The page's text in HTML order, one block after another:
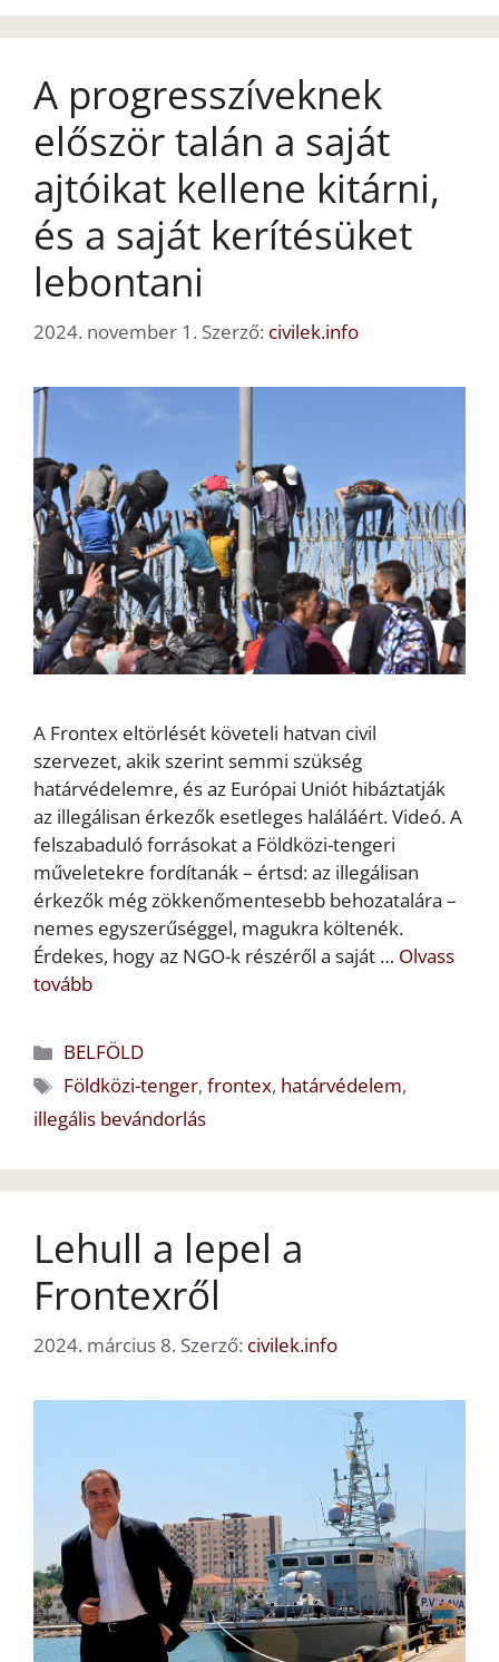
A progresszíveknek
először talán a saját
ajtóikat kellene kitárni,
és a saját kerítésüket
lebontani
2024. november 1. Szerző: civilek.info
A Frontex eltörlését követeli hatvan civil
szervezet, akik szerint semmi szükség
határvédelemre, és az Európai Uniót hibáztatják
az illegálisan érkezők esetleges haláláért. Videó. A
felszabaduló forrásokat a Földközi-tengeri
műveletekre fordítanák – értsd: az illegálisan
érkezők még zökkenőmentesebb behozatalára –
nemes egyszerűséggel, magukra költenék.
Érdekes, hogy az NGO-k részéről a saját … Olvass
tovább
Kategória
BELFÖLD
Címkék
Földközi-tenger,frontex, határvédelem,
illegális bevándorlás
Lehull a lepel a
Frontexről
2024. március 8. Szerző: civilek.info